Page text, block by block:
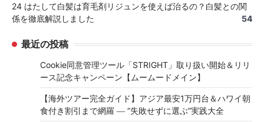
24 はたして白髪は育毛剤リジュンを使えば治るの？白髪との関
係を徹底解説しました
54
最近の投稿
Cookie同意管理ツール「STRIGHT」取り扱い開始＆リリ
ース記念キャンペーン【ムームードメイン】
【海外ツアー完全ガイド】アジア最安1万円台＆ハワイ朝
食付き割引まで網羅 ― “失敗せずに選ぶ”実践大全